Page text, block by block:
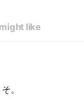
like
。